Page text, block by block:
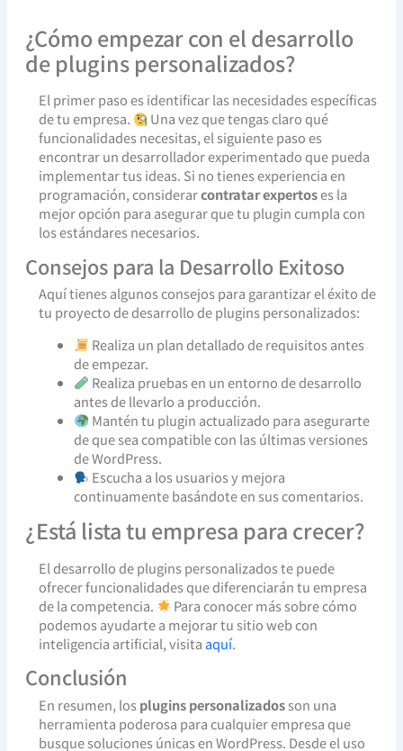
¿Cómo empezar con el desarrollo
de plugins personalizados?
El primer paso es identificar las necesidades específicas
de tu empresa.
Una vez que tengas claro qué
funcionalidades necesitas, el siguiente paso es
encontrar un desarrollador experimentado que pueda
implementar tus ideas. Si no tienes experiencia en
programación, considerarcontratar expertoses la
mejor opción para asegurar que tu plugin cumpla con
los estándares necesarios.
Consejos para la Desarrollo Exitoso
Aquí tienes algunos consejos para garantizar el éxito de
tu proyecto de desarrollo de plugins personalizados:
Realiza un plan detallado de requisitos antes
de empezar.
Realiza pruebas en un entorno de desarrollo
antes de llevarlo a producción.
Mantén tu plugin actualizado para asegurarte
de que sea compatible con las últimas versiones
de WordPress.
Escucha a los usuarios y mejora
continuamente basándote en sus comentarios.
¿Está lista tu empresa para crecer?
El desarrollo de plugins personalizados te puede
ofrecer funcionalidades que diferenciarán tu empresa
de la competencia.
Para conocer más sobre cómo
podemos ayudarte a mejorar tu sitio web con
inteligencia artificial, visita aquí.
Conclusión
En resumen, losplugins personalizadosson una
herramienta poderosa para cualquier empresa que
busque soluciones únicas en WordPress. Desde el uso